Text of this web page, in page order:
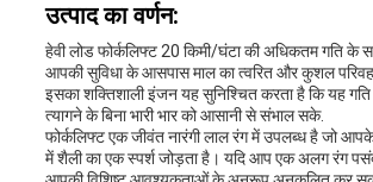
उत्पाद का वर्णन:
हेवी लोड फोर्कलिफ्ट 20 किमी/घंटा की अधिकतम गति के
आपकी सुविधा के आसपास माल का त्वरित और कुशल
इसका शक्तिशाली इंजन यह सुनिश्चित करता है कि यह गति
त्यागने के बिना भारी भार को आसानी से संभाल सके.
फोर्कलिफ्ट एक जीवंत नारंगी लाल रंग में उपलब्ध है जो
में शैली का एक स्पर्श जोड़ता है। यदि आप एक अलग रंग